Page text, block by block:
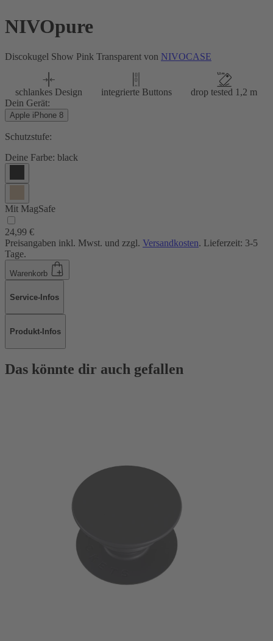
NIVOpure
Discokugel Show Pink Transparent von NIVOCASE
schlankes Design integrierte Buttons
drop tested 1,2 m
Dein Gerät:
Apple iPhone 8
Schutzstufe:
Deine Farbe: black
Mit MagSafe
24,99 €
Preisangaben inkl. Mwst. und zzgl. Versandkosten. Lieferzeit: 3-5
Tage.
Warenkorb
Service-Infos
Produkt-Infos
Das könnte dir auch gefallen